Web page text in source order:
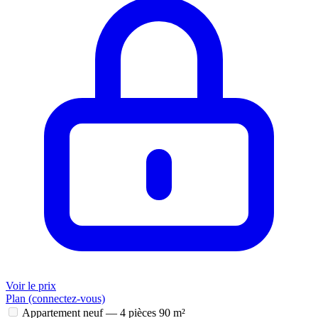
Voir le prix
Plan (connectez-vous)
Appartement neuf — 4 pièces 90 m²